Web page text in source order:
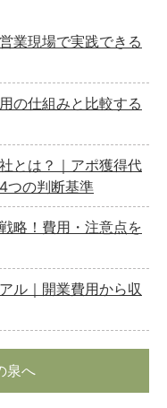
業現場で実践できる
の仕組みと比較する
とは？｜アポ獲得代
つの判断基準
略！費用・注意点を
ル｜開業費用から収
泉へ